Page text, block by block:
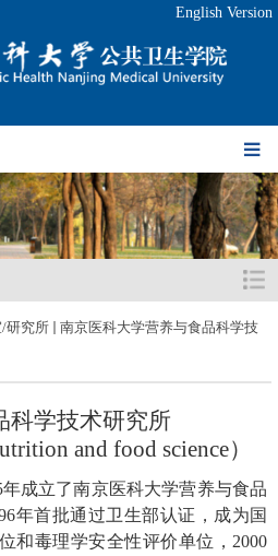
English Version
研究所
南京医科大学营养与食品科学技
科学技术研究所
and food science）
年成立了南京医科大学营养与食品
年首批通过卫生部认证，成为国
和毒理学安全性评价单位， 2000